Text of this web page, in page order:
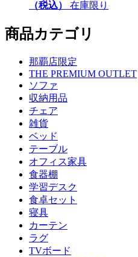
（税込） 在庫限り
商品カテゴリ
那覇店限定
THE PREMIUM OUTLET
ソファ
収納用品
チェア
雑貨
ベッド
テーブル
オフィス家具
食器棚
学習デスク
食卓セット
寝具
カーテン
ラグ
TVボード